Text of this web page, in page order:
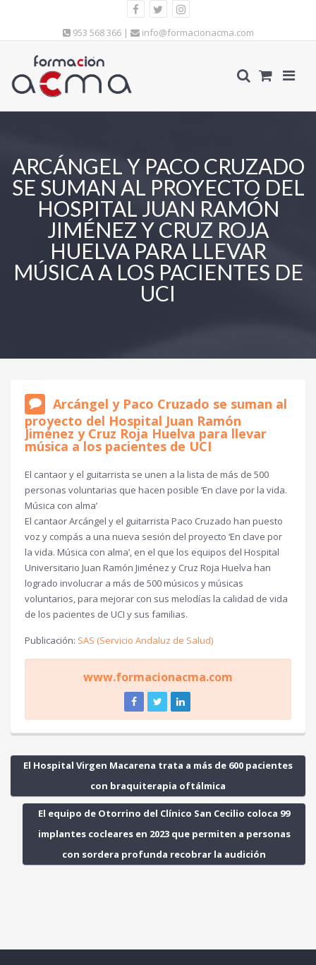
953 568 366 | info@formacionacma.com
ARCÁNGEL Y PACO CRUZADO
SE SUMAN AL PROYECTO DEL
HOSPITAL JUAN RAMÓN
JIMÉNEZ Y CRUZ ROJA
HUELVA PARA LLEVAR
MÚSICA A LOS PACIENTES DE
UCI
Arcángel y Paco Cruzado se suman al
proyecto del Hospital Juan Ramón
Jiménez y Cruz Roja Huelva para llevar
música a los pacientes de UCI
El cantaor y el guitarrista se unen a la lista de más de 500
personas voluntarias que hacen posible ‘En clave por la vida.
Música con alma’
El cantaor Arcángel y el guitarrista Paco Cruzado han puesto
voz y compás a una nueva sesión del proyecto ‘En clave por
la vida. Música con alma’, en el que los equipos del Hospital
Universitario Juan Ramón Jiménez y Cruz Roja Huelva han
logrado involucrar a más de 500 músicos y músicas
voluntarios, para mejorar con sus melodías la calidad de vida
de los pacientes de UCI y sus familias.
Publicación: SAS (Servicio Andaluz de Salud)
www.formacionacma.com
El Hospital Virgen Macarena trata a más de 600 pacientes
con braquiterapia oftálmica
El equipo de Otorrino del Clínico San Cecilio coloca 99
implantes cocleares en 2023 que permiten a personas
con sordera profunda recobrar la audición